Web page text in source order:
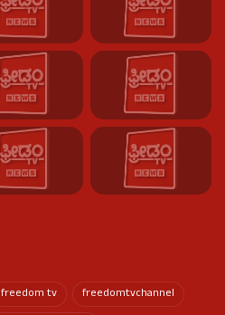
freedom tv
freedomtvchannel